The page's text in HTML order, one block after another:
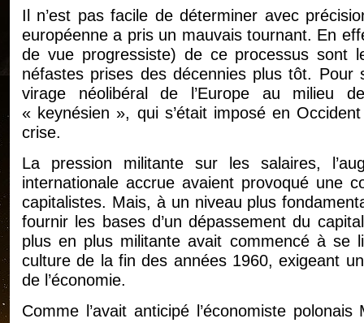
Il n’est pas facile de déterminer avec
européenne a pris un mauvais tournant. En
de vue progressiste) de ce processus sont
néfastes prises des décennies plus tôt.
virage néolibéral de l’Europe au milieu
« keynésien », qui s’était imposé en
crise.
La pression militante sur les salaires,
internationale accrue avaient provoqué une
capitalistes. Mais, à un niveau plus
fournir les bases d’un dépassement du
plus en plus militante avait commencé à se
culture de la fin des années 1960, exigeant
de l’économie.
Comme l’avait anticipé l’économiste